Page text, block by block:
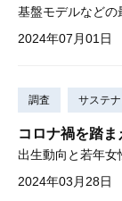
2024年07月01日
調査 サステ
コロナ禍を踏ま
出生動向と若年女
2024年03月28日